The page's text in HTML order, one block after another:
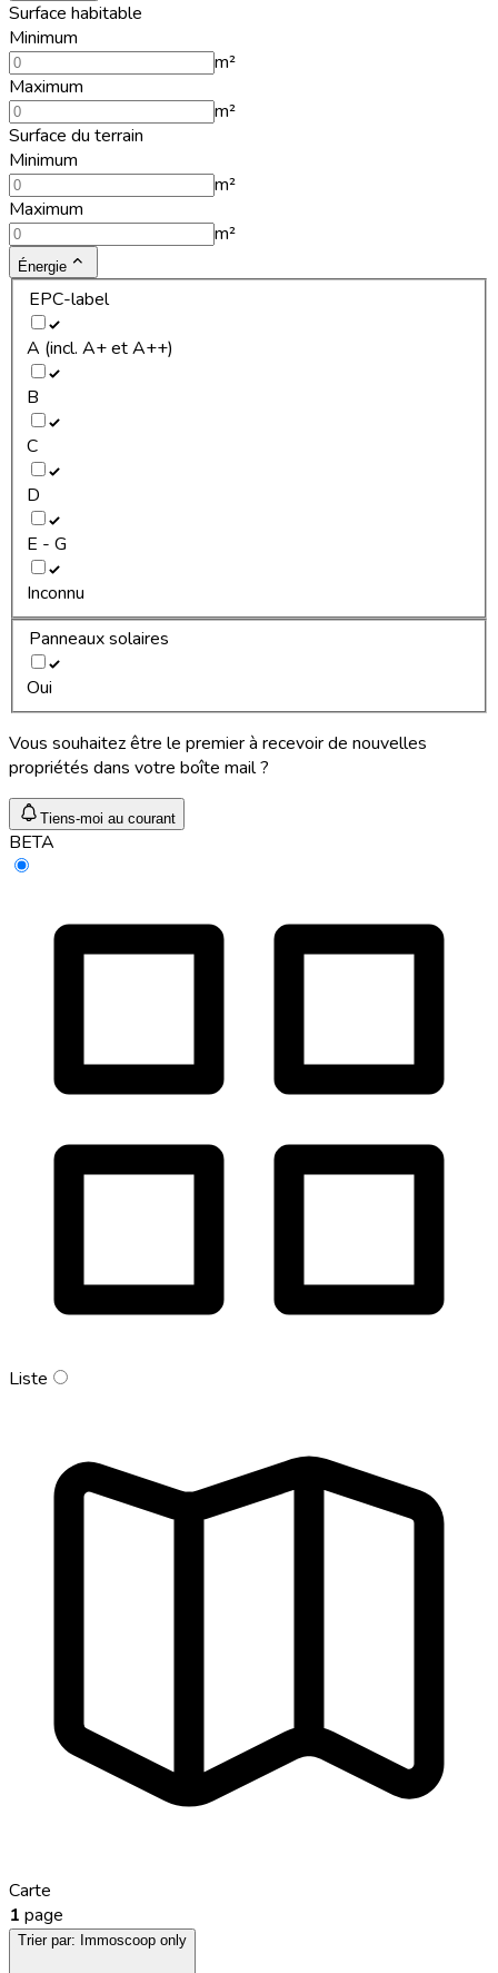
Surface habitable
Minimum
m²
Maximum
m²
Surface du terrain
Minimum
m²
Maximum
m²
Énergie
EPC-label
A (incl. A+ et A++)
B
C
D
E - G
Inconnu
Panneaux solaires
Oui
Vous souhaitez être le premier à recevoir de nouvelles
propriétés dans votre boîte mail ?
Tiens-moi au courant
BETA
Liste
Carte
1 page
Trier par: Immoscoop only